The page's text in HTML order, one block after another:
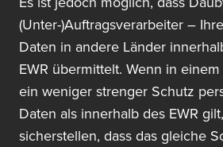
(Unter-)Auftragsverarbeiter –
Daten in andere Länder
EWR übermittelt. Wenn in
ein weniger strenger Schutz
Daten als innerhalb des EWR
sicherstellen, dass das gleiche